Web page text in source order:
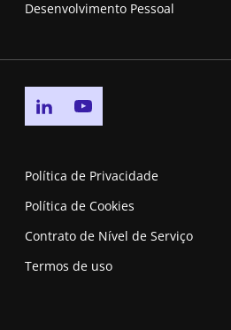
Desenvolvimento Pessoal
Go to linkedin page
Política de Privacidade
Política de Cookies
Contrato de Nível de Serviço
Termos de uso